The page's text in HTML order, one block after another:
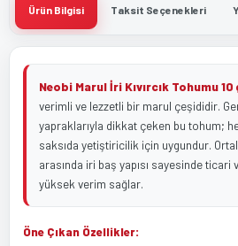
Ürün Bilgisi Taksit Seçenekleri
Neobi Marul İri Kıvırcık Tohumu 10
verimli ve lezzetli bir marul çeşididir.
yapraklarıyla dikkat çeken bu tohum;
saksıda yetiştiricilik için uygundur.
arasında iri baş yapısı sayesinde ticari
yüksek verim sağlar.
Öne Çıkan Özellikler: